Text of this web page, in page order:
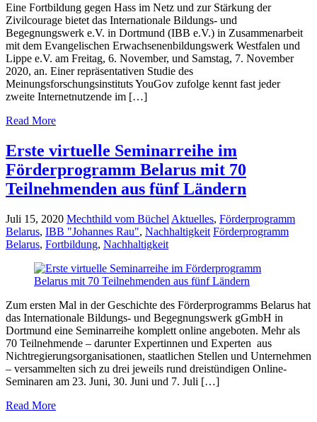
Eine Fortbildung gegen Hass im Netz und zur Stärkung der
Zivilcourage bietet das Internationale Bildungs- und
Begegnungswerk e.V. in Dortmund (IBB e.V.) in Zusammenarbeit
mit dem Evangelischen Erwachsenenbildungswerk Westfalen und
Lippe e.V. am Freitag, 6. November, und Samstag, 7. November
2020, an. Einer repräsentativen Studie des
Meinungsforschungsinstituts YouGov zufolge kennt fast jeder
zweite Internetnutzende im […]
Read More
Erste virtuelle Seminarreihe im
Förderprogramm Belarus mit 70
Teilnehmenden aus fünf Ländern
Juli 15, 2020 Mechthild vom Büchel Aktuelles, Förderprogramm
Belarus, IBB "Johannes Rau", Nachhaltigkeit Förderprogramm
Belarus, Fortbildung, Nachhaltigkeit
Zum ersten Mal in der Geschichte des Förderprogramms Belarus hat
das Internationale Bildungs- und Begegnungswerk gGmbH in
Dortmund eine Seminarreihe komplett online angeboten. Mehr als
70 Teilnehmende – darunter Expertinnen und Experten aus
Nichtregierungsorganisationen, staatlichen Stellen und Unternehmen
– versammelten sich zu drei jeweils rund dreistündigen Online-
Seminaren am 23. Juni, 30. Juni und 7. Juli […]
Read More